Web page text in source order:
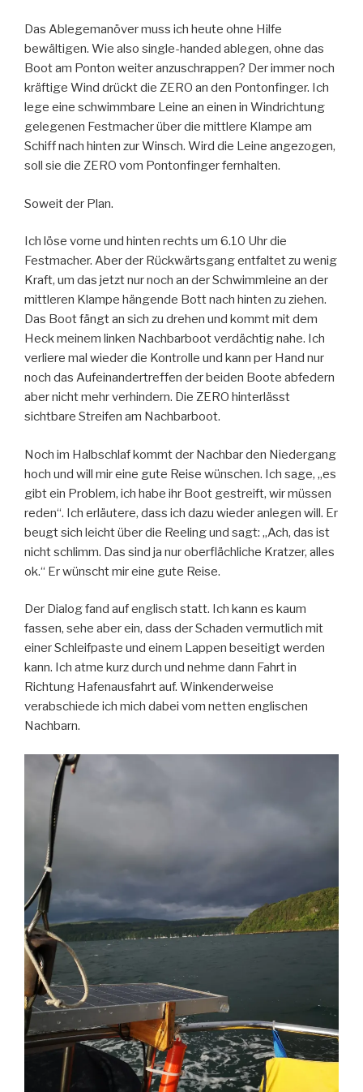
Das Ablegemanöver muss ich heute ohne Hilfe
bewältigen. Wie also single-handed ablegen, ohne das
Boot am Ponton weiter anzuschrappen? Der immer noch
kräftige Wind drückt die ZERO an den Pontonfinger. Ich
lege eine schwimmbare Leine an einen in Windrichtung
gelegenen Festmacher über die mittlere Klampe am
Schiff nach hinten zur Winsch. Wird die Leine angezogen,
soll sie die ZERO vom Pontonfinger fernhalten.
Soweit der Plan.
Ich löse vorne und hinten rechts um 6.10 Uhr die
Festmacher. Aber der Rückwärtsgang entfaltet zu wenig
Kraft, um das jetzt nur noch an der Schwimmleine an der
mittleren Klampe hängende Bott nach hinten zu ziehen.
Das Boot fängt an sich zu drehen und kommt mit dem
Heck meinem linken Nachbarboot verdächtig nahe. Ich
verliere mal wieder die Kontrolle und kann per Hand nur
noch das Aufeinandertreffen der beiden Boote abfedern
aber nicht mehr verhindern. Die ZERO hinterlässt
sichtbare Streifen am Nachbarboot.
Noch im Halbschlaf kommt der Nachbar den Niedergang
hoch und will mir eine gute Reise wünschen. Ich sage, „es
gibt ein Problem, ich habe ihr Boot gestreift, wir müssen
reden“. Ich erläutere, dass ich dazu wieder anlegen will. Er
beugt sich leicht über die Reeling und sagt: „Ach, das ist
nicht schlimm. Das sind ja nur oberflächliche Kratzer, alles
ok.“ Er wünscht mir eine gute Reise.
Der Dialog fand auf englisch statt. Ich kann es kaum
fassen, sehe aber ein, dass der Schaden vermutlich mit
einer Schleifpaste und einem Lappen beseitigt werden
kann. Ich atme kurz durch und nehme dann Fahrt in
Richtung Hafenausfahrt auf. Winkenderweise
verabschiede ich mich dabei vom netten englischen
Nachbarn.